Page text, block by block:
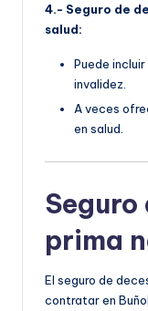
4.- Seguro de
salud:
Puede
invalidez.
A veces
en salud.
Seguro
prima
El seguro de
contratar en